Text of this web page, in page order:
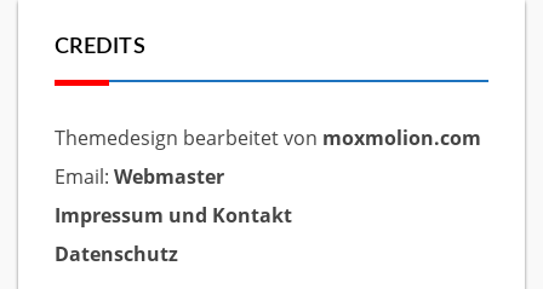
CREDITS
Themedesign bearbeitet von moxmolion.com
Email: Webmaster
Impressum und Kontakt
Datenschutz